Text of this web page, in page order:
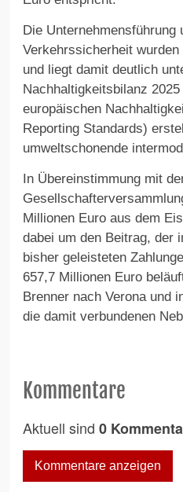
Die
Verkehrssicherheit
und liegt damit deutlich
Nachhaltigkeitsbilanz
europäischen
Reporting Standards)
umweltschonende
In Übereinstimmung mit
Millionen Euro aus dem
dabei um den Beitrag, der
bisher geleisteten
657,7 Millionen Euro
Brenner nach Verona und
die damit verbundenen
Kommentare
Aktuell sind 0
Kommentare anzeigen